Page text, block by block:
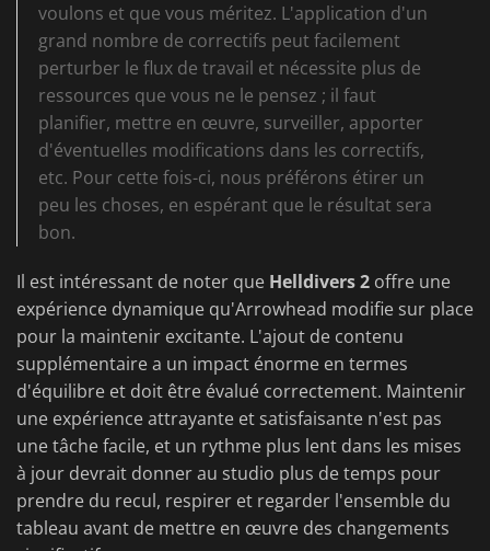
voulons et que vous méritez. L'application d'un
grand nombre de correctifs peut facilement
perturber le flux de travail et nécessite plus de
ressources que vous ne le pensez ; il faut
planifier, mettre en œuvre, surveiller, apporter
d'éventuelles modifications dans les correctifs,
etc. Pour cette fois-ci, nous préférons étirer un
peu les choses, en espérant que le résultat sera
bon.
Il est intéressant de noter que Helldivers 2 offre une
expérience dynamique qu'Arrowhead modifie sur place
pour la maintenir excitante. L'ajout de contenu
supplémentaire a un impact énorme en termes
d'équilibre et doit être évalué correctement. Maintenir
une expérience attrayante et satisfaisante n'est pas
une tâche facile, et un rythme plus lent dans les mises
à jour devrait donner au studio plus de temps pour
prendre du recul, respirer et regarder l'ensemble du
tableau avant de mettre en œuvre des changements